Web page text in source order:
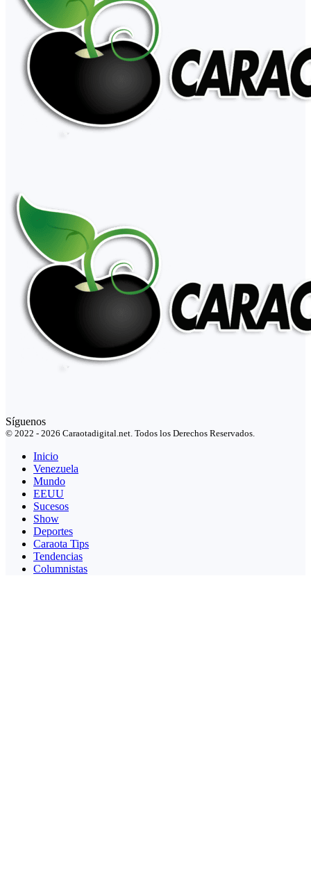
Síguenos
© 2022 - 2026 Caraotadigital.net. Todos los Derechos Reservados.
Inicio
Venezuela
Mundo
EEUU
Sucesos
Show
Deportes
Caraota Tips
Tendencias
Columnistas